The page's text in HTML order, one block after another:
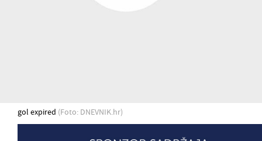
gol expired (Foto: DNEVNIK.hr)